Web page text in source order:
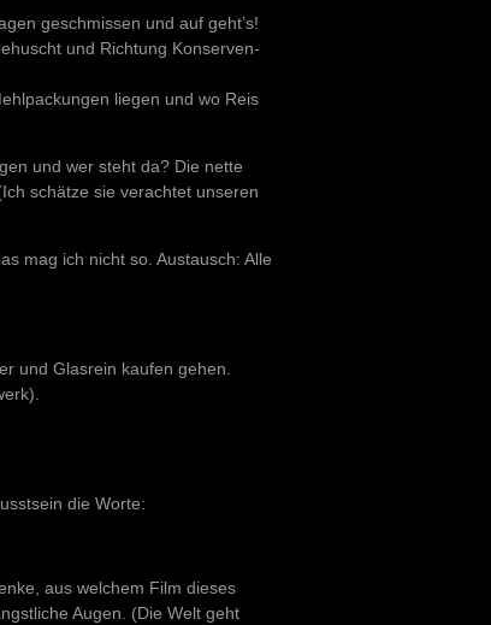
geschmissen und auf geht’s!
und Richtung Konserven-
liegen und wo Reis
und wer steht da? Die nette
schätze sie verachtet unseren
mag ich nicht so. Austausch: Alle
und Glasrein kaufen gehen.
die Worte:
aus welchem Film dieses
Augen. (Die Welt geht